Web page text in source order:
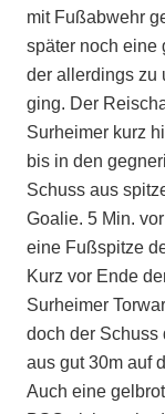
mit Fußabwehr
später noch eine
der allerdings zu
ging. Der
Surheimer kurz
bis in den
Schuss aus
Goalie. 5 Min.
eine Fußspitze
Kurz vor Ende
Surheimer
doch der Schuss
aus gut 30m auf
Auch eine